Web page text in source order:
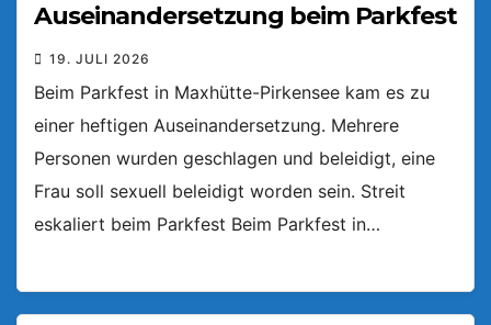
Auseinandersetzung beim Parkfest
19. JULI 2026
Beim Parkfest in Maxhütte-Pirkensee kam es zu
einer heftigen Auseinandersetzung. Mehrere
Personen wurden geschlagen und beleidigt, eine
Frau soll sexuell beleidigt worden sein. Streit
eskaliert beim Parkfest Beim Parkfest in…